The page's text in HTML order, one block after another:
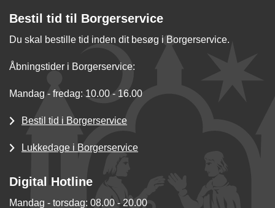
Bestil tid til Borgerservice
Du skal bestille tid inden dit besøg i Borgerservice.
Åbningstider i Borgerservice:
Mandag - fredag: 10.00 - 16.00
Bestil tid i Borgerservice
Lukkedage i Borgerservice
Digital Hotline
Mandag - torsdag: 08.00 - 20.00